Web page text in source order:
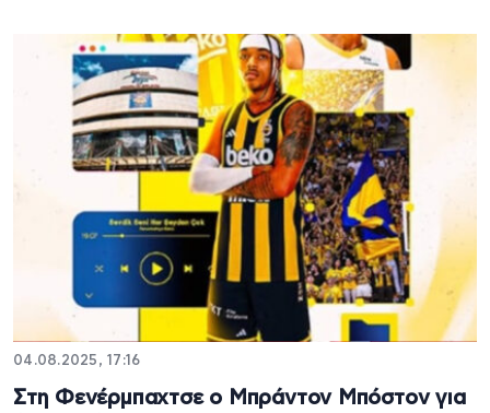
04.08.2025, 17:16
Στη Φενέρμπαχτσε ο Μπράντον Μπόστον για